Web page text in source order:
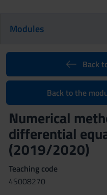
Modules
Back
Back to the
Numerical
differential
(2019/2020)
Teaching code
4S008270